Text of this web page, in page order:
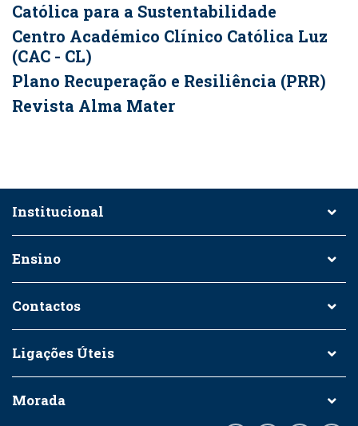
Católica para a Sustentabilidade
Centro Académico Clínico Católica Luz
(CAC - CL)
Plano Recuperação e Resiliência (PRR)
Revista Alma Mater
Institucional
Ensino
Contactos
Ligações Úteis
Morada